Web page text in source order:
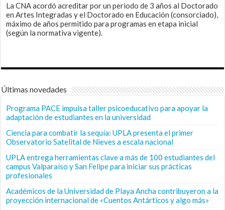
La CNA acordó acreditar por un periodo de 3 años al Doctorado
en Artes Integradas y el Doctorado en Educación (consorciado),
máximo de años permitido para programas en etapa inicial
(según la normativa vigente).
Últimas novedades
Programa PACE impulsa taller psicoeducativo para apoyar la
adaptación de estudiantes en la universidad
Ciencia para combatir la sequía: UPLA presenta el primer
Observatorio Satelital de Nieves a escala nacional
UPLA entrega herramientas clave a más de 100 estudiantes del
campus Valparaíso y San Felipe para iniciar sus prácticas
profesionales
Académicos de la Universidad de Playa Ancha contribuyeron a la
proyección internacional de «Cuentos Antárticos y algo más»